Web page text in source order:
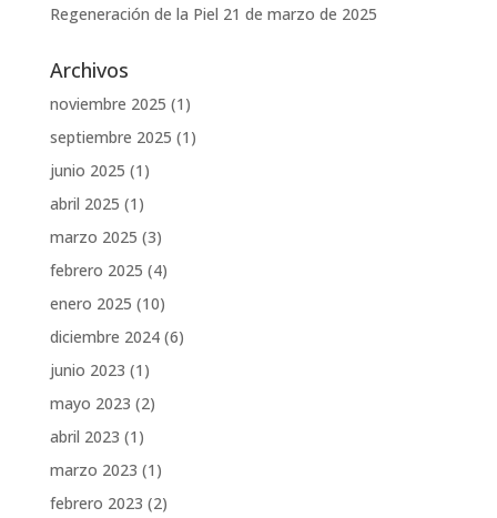
Regeneración de la Piel 21 de marzo de 2025
Archivos
noviembre 2025 (1)
septiembre 2025 (1)
junio 2025 (1)
abril 2025 (1)
marzo 2025 (3)
febrero 2025 (4)
enero 2025 (10)
diciembre 2024(6)
junio 2023 (1)
mayo 2023 (2)
abril 2023 (1)
marzo 2023 (1)
febrero 2023 (2)